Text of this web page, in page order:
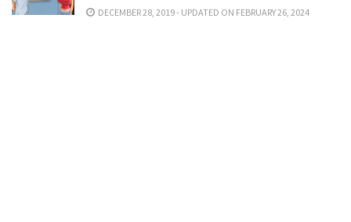
DECEMBER 28, 2019 - UPDATED ON FEBRUARY 26, 2024